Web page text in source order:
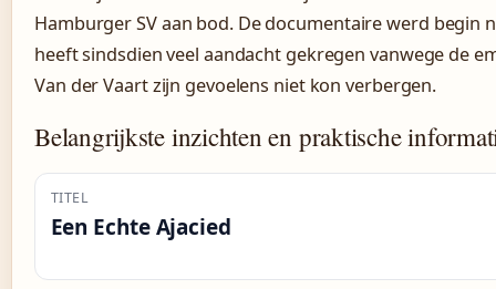
Hamburger SV aan bod. De documentaire werd begin
heeft sindsdien veel aandacht gekregen vanwege de
Van der Vaart zijn gevoelens niet kon verbergen.
Belangrijkste inzichten en praktische
TITEL
Een Echte Ajacied